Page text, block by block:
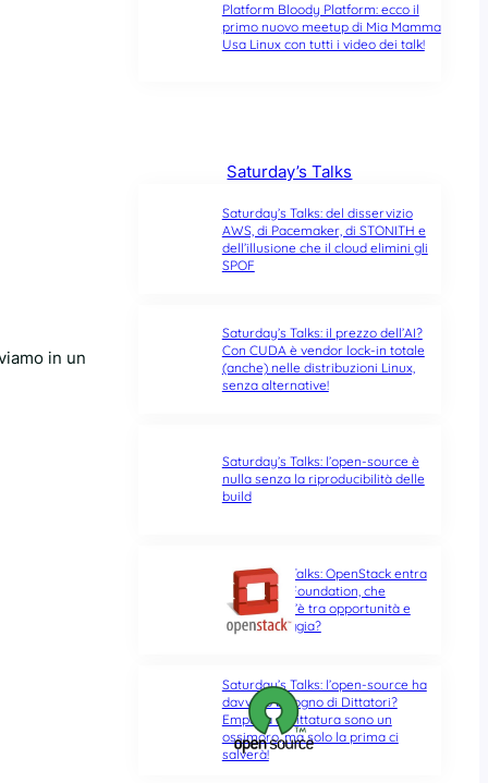
in un
Platform Bloody Platform: ecco il
primo nuovo meetup di Mia Mamma
Usa Linux con tutti i video dei talk!
Saturday’s Talks
Saturday’s Talks: del disservizio
AWS, di Pacemaker, di STONITH e
dell’illusione che il cloud elimini gli
SPOF
Saturday’s Talks: il prezzo dell’AI?
Con CUDA è vendor lock-in totale
(anche) nelle distribuzioni Linux,
senza alternative!
Saturday’s Talks: l’open-source è
nulla senza la riproducibilità delle
build
Saturday’s Talks: OpenStack entra
nella Linux Foundation, che
differenza c’è tra opportunità e
ultima spiaggia?
Saturday’s Talks: l’open-source ha
davvero bisogno di Dittatori?
Empatia e Dittatura sono un
ossimoro, ma solo la prima ci
salverà!